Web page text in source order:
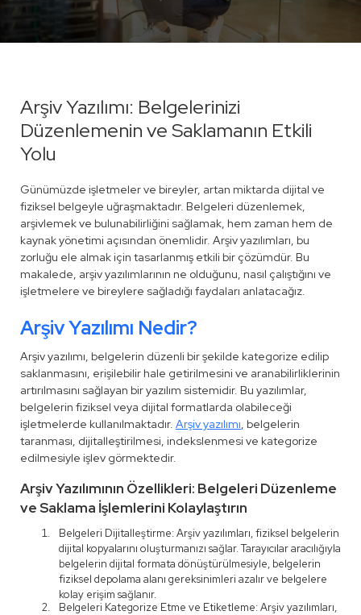
Arşiv Yazılımı: Belgelerinizi
Düzenlemenin ve Saklamanın Etkili
Yolu
Günümüzde işletmeler ve bireyler, artan miktarda dijital ve
fiziksel belgeyle uğraşmaktadır. Belgeleri düzenlemek,
arşivlemek ve bulunabilirliğini sağlamak, hem zaman hem de
kaynak yönetimi açısından önemlidir. Arşiv yazılımları, bu
zorluğu ele almak için tasarlanmış etkili bir çözümdür. Bu
makalede, arşiv yazılımlarının ne olduğunu, nasıl çalıştığını ve
işletmelere ve bireylere sağladığı faydaları anlatacağız.
Arşiv Yazılımı Nedir?
Arşiv yazılımı, belgelerin düzenli bir şekilde kategorize edilip
saklanmasını, erişilebilir hale getirilmesini ve aranabilirliklerinin
artırılmasını sağlayan bir yazılım sistemidir. Bu yazılımlar,
belgelerin fiziksel veya dijital formatlarda olabileceği
işletmelerde kullanılmaktadır. Arşiv yazılımı, belgelerin
taranması, dijitalleştirilmesi, indekslenmesi ve kategorize
edilmesiyle işlev görmektedir.
Arşiv Yazılımının Özellikleri: Belgeleri Düzenleme
ve Saklama İşlemlerini Kolaylaştırın
Belgeleri Dijitalleştirme: Arşiv yazılımları, fiziksel belgelerin
dijital kopyalarını oluşturmanızı sağlar. Tarayıcılar aracılığıyla
belgelerin dijital formata dönüştürülmesiyle, belgelerin
fiziksel depolama alanı gereksinimleri azalır ve belgelere
kolay erişim sağlanır.
Belgeleri Kategorize Etme ve Etiketleme: Arşiv yazılımları,